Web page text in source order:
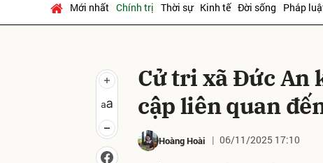
Mới nhất Chính trị Thời sự Kinh tế Đời sống Pháp
Cử tri xã Đức An
cập liên quan
Hoàng Hoài 06/11/2025 17:10